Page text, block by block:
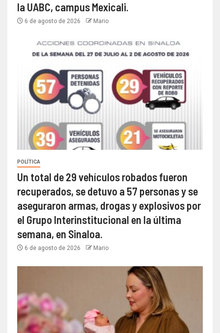
la UABC, campus Mexicali.
6 de agosto de 2026 Mario
POLÍTICA
Un total de 29 vehículos robados fueron
recuperados, se detuvo a 57 personas y se
aseguraron armas, drogas y explosivos por
el Grupo Interinstitucional en la última
semana, en Sinaloa.
6 de agosto de 2026 Mario